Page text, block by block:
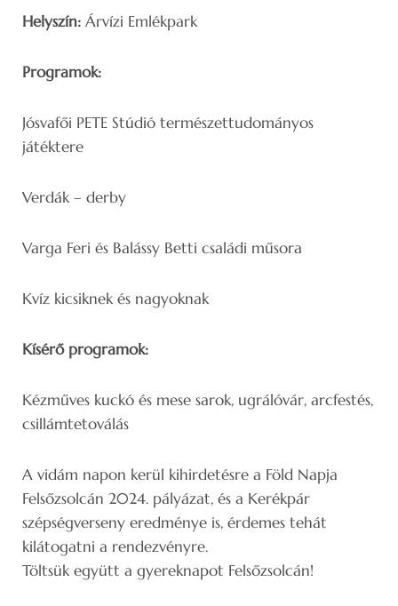
Helyszín: Árvízi Emlékpark
Programok:
Jósvafői PETE Stúdió természettudományos
játéktere
Verdák – derby
Varga Feri és Balássy Betti családi műsora
Kvíz kicsiknek és nagyoknak
Kísérő programok:
Kézműves kuckó és mese sarok, ugrálóvár, arcfestés,
csillámtetoválás
A vidám napon kerül kihirdetésre a Föld Napja
Felsőzsolcán 2024. pályázat, és a Kerékpár
szépségverseny eredménye is, érdemes tehát
kilátogatni a rendezvényre.
Töltsük együtt a gyereknapot Felsőzsolcán!